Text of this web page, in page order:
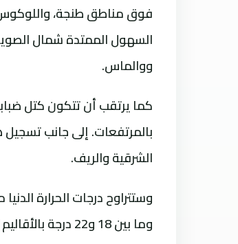
فوق مناطق طنجة،
السهول الممتدة شمال
ووالماس.
كما يرتقب أن تتكون كتل
بالمرتفعات. إلى جانب
الشرقية والريف.
وما بين 18 و22 درجة بالأقاليم الجنوبية، وما بين 11 و18 درجة في ما تبقى من ربوع المملكة.